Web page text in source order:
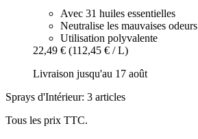
Avec 31 huiles essentielles
Neutralise les mauvaises odeurs
Utilisation polyvalente
22,49 € (112,45 € / L)
Livraison jusqu'au 17 août
Sprays d'Intérieur: 3 articles
Tous les prix TTC.